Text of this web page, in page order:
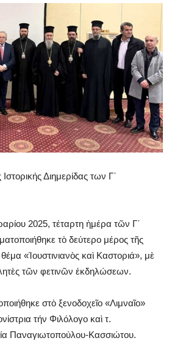
Διημερίδας των Γ΄
2025, τέταρτη ἡμέρα τῶν Γ΄
τὸ δεύτερο μέρος τῆς
«Ἰουστινιανὸς καὶ Καστοριά», μὲ
τῶν φετινῶν ἐκδηλώσεων.
στὸ ξενοδοχεῖο «Λιμναῖο»
τήν Φιλόλογο καὶ τ.
Παναγιωτοπούλου-Κασσιώτου.